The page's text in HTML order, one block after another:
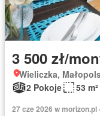
3 500 zł/
Wieliczka,
2 Pokoje
53 m²
27 cze 2026 w